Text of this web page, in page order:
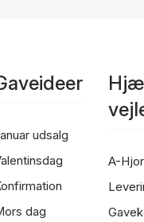
udsalg
dag
A-